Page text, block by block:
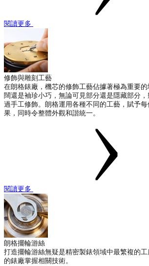
閱讀更多
修飾與雕刻工藝
在朗格錶廠，機芯的修飾工藝佔據著極為重要
闊還是袖珍小巧，無論可見部分還是隱藏部分
過手工修飾。朗格運用各種不同的工藝，賦予
果，同時令整體外觀和諧統一。
閱讀更多
朗格擺輪游絲
打造擺輪游絲無疑是精密製錶領域中最繁複的
的錶廠掌握相關技術。